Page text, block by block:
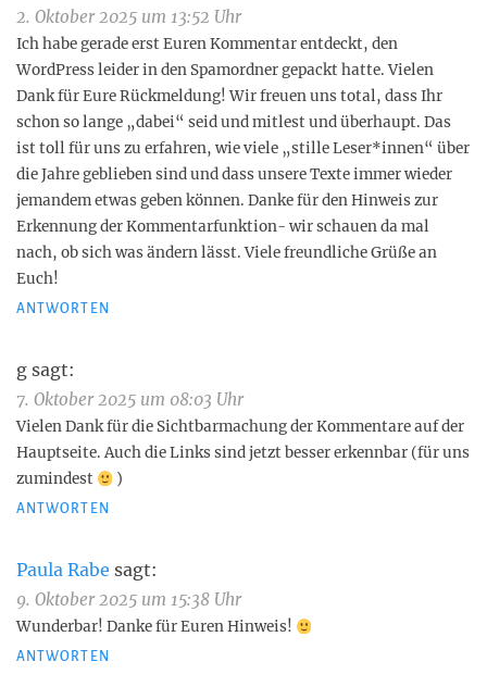
2. Oktober 2025 um 13:52 Uhr
Ich habe gerade erst Euren Kommentar entdeckt, den
WordPress leider in den Spamordner gepackt hatte. Vielen
Dank für Eure Rückmeldung! Wir freuen uns total, dass Ihr
schon so lange „dabei“ seid und mitlest und überhaupt. Das
ist toll für uns zu erfahren, wie viele „stille Leser*innen“ über
die Jahre geblieben sind und dass unsere Texte immer wieder
jemandem etwas geben können. Danke für den Hinweis zur
Erkennung der Kommentarfunktion- wir schauen da mal
nach, ob sich was ändern lässt. Viele freundliche Grüße an
Euch!
ANTWORTEN
g sagt:
7. Oktober 2025 um 08:03 Uhr
Vielen Dank für die Sichtbarmachung der Kommentare auf der
Hauptseite. Auch die Links sind jetzt besser erkennbar (für uns
zumindest
)
ANTWORTEN
Paula Rabe sagt:
9. Oktober 2025 um 15:38 Uhr
Wunderbar! Danke für Euren Hinweis!
ANTWORTEN